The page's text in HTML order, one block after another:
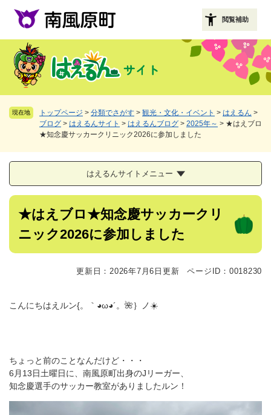
す
閲覧補助
現在地 トップページ > 分類でさがす > 観光・文化・イベント > はえるん >
ブログ > はえるんサイト > はえるんブログ > 2025年～ > ★はえブロ
★知念慶サッカークリニック2026に参加しました
はえるんサイトメニュー
本
★はえブロ★知念慶サッカークリ
ニック2026に参加しました
更新日：2026年7月6日更新 ページID：0018230
こんにちはえルン{。｀◕ω◕´。🌺｝ノ☀️
ちょっと前のことなんだけど・・・
6月13日土曜日に、南風原町出身のJリーガー、
知念慶選手のサッカー教室がありましたルン！